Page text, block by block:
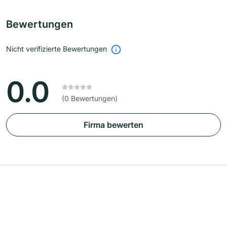
Bewertungen
Nicht verifizierte Bewertungen
0.0 (0 Bewertungen)
Firma bewerten